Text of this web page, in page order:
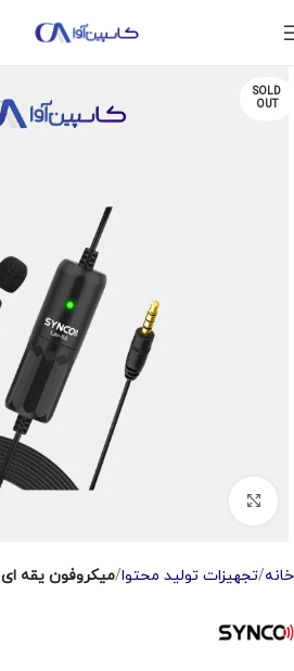
SOLD
OUT
خانه تجهیزات تولید محتوا میکروفون یقه ای